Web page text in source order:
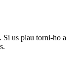
Si us plau torni-ho a